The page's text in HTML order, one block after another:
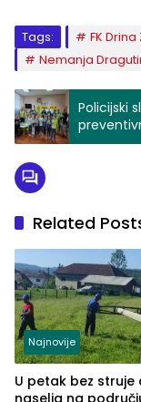
Tags: FK
Nemanja
Policijski
škola je
Related
Najnovije
U petak bez struje
naselja na